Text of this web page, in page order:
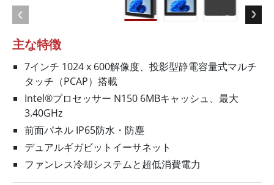
主な特徴
7インチ 1024 x 600解像度、投影型静電容量式マルチ
タッチ（PCAP）搭載
Intel®プロセッサー N150 6MBキャッシュ、最大
3.40GHz
前面パネル IP65防水・防塵
デュアルギガビットイーサネット
ファンレス冷却システムと超低消費電力